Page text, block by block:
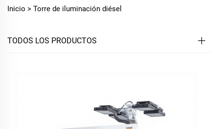
Inicio > Torre de iluminación diésel
TODOS LOS PRODUCTOS